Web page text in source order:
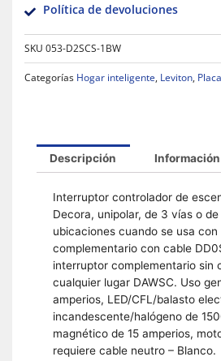
Política de devoluciones
SKU 053-D2SCS-1BW
Categorías Hogar inteligente, Leviton,
Descripción
Interruptor controlador de
Decora, unipolar, de 3 vías o
ubicaciones cuando se usa
complementario con cable
interruptor complementario sin
cualquier lugar DAWSC. Uso
amperios, LED/CFL/balasto
incandescente/halógeno de
magnético de 15 amperios,
requiere cable neutro – Blanco.